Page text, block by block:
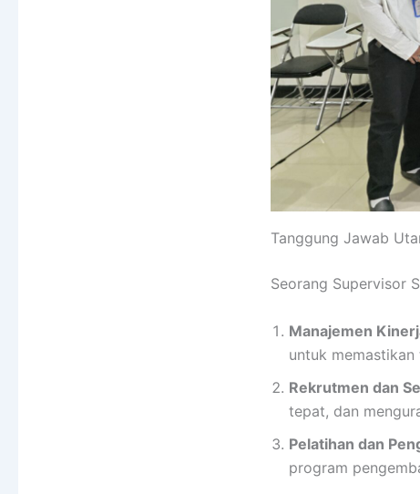
Tanggung Jawab
Seorang Supervisor
Manajemen
untuk
Rekrutmen dan
tepat, dan
Pelatihan dan
program